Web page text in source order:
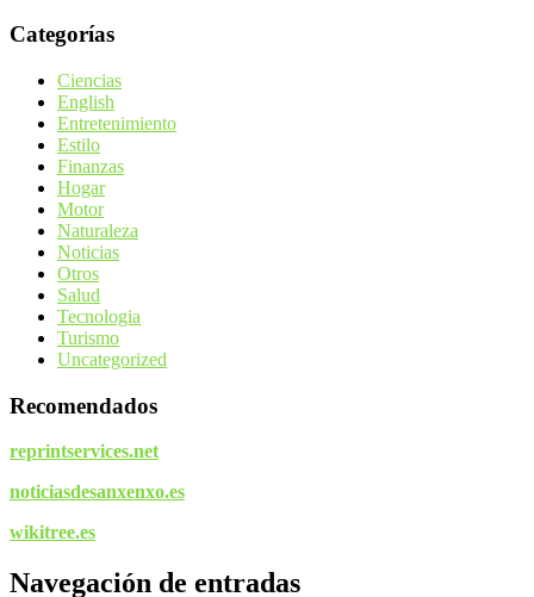
Categorías
Ciencias
English
Entretenimiento
Estilo
Finanzas
Hogar
Motor
Naturaleza
Noticias
Otros
Salud
Tecnologia
Turismo
Uncategorized
Recomendados
reprintservices.net
noticiasdesanxenxo.es
wikitree.es
Navegación de entradas